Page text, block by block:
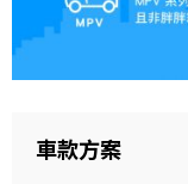
車款方案